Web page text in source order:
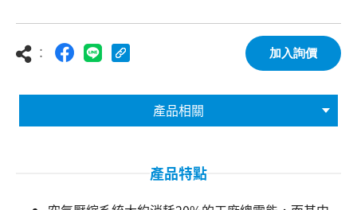
： 加入詢價
產品相關
產品特點